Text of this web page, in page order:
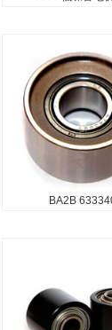
BA2B
BA2B 636108 汽车
轴承...